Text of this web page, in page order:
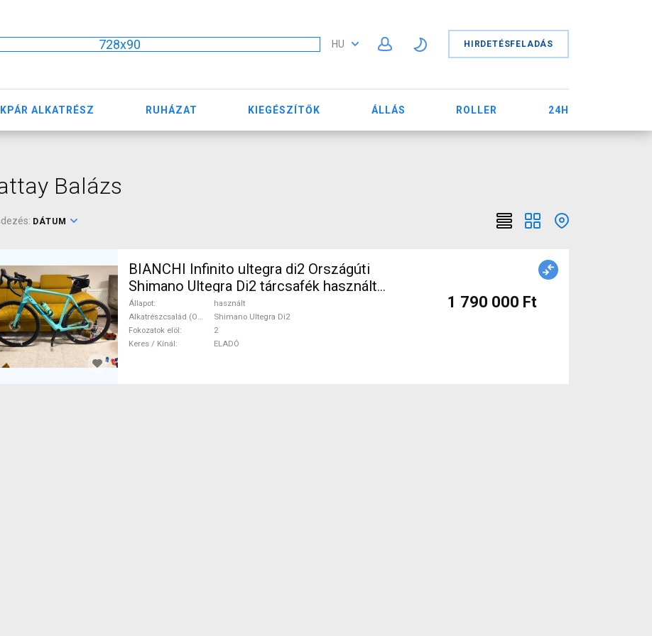
728x90 HU HIRDETÉSFELADÁS
ALKATRÉSZ RUHÁZAT KIEGÉSZÍTŐK ÁLLÁS ROLLER 24H
Balázs
DÁTUM
BIANCHI Infinito ultegra di2 Országúti
Shimano Ultegra Di2 tárcsafék használt
ELADÓ
Állapot
használt
Alkatrészcsalád (Outi)
Shimano Ultegra Di2
Fokozatok elöl
2
Keres / Kínál
ELADÓ
1 790 000 Ft